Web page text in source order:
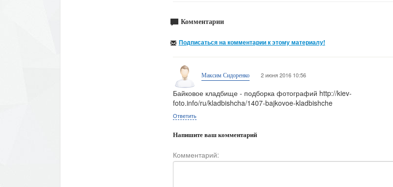
Комментарии
Подписаться на комментарии к этому материалу!
Максим Сидоренко 2 июня 2016 10:56
Байковое кладбище - подборка фотографий http://kiev-
foto.info/ru/kladbishcha/1407-bajkovoe-kladbishche
Ответить
Напишите ваш комментарий
Комментарий: